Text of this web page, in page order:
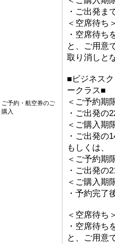
ご予約・航空券のご
購入
・ご出発ま
＜空席待ち
・空席待ち
と、ご用意
取り消しと
■ビジネス
ークラス■
＜ご予約期
・ご出発の
＜ご購入期
・ご出発の
もしくは、
＜ご予約期
・ご出発の
＜ご購入期
・予約完了
＜空席待ち
・空席待ち
と、ご用意